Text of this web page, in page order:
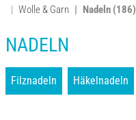
Wolle & Garn Nadeln (186)
NADELN
Filznadeln Häkelnadeln